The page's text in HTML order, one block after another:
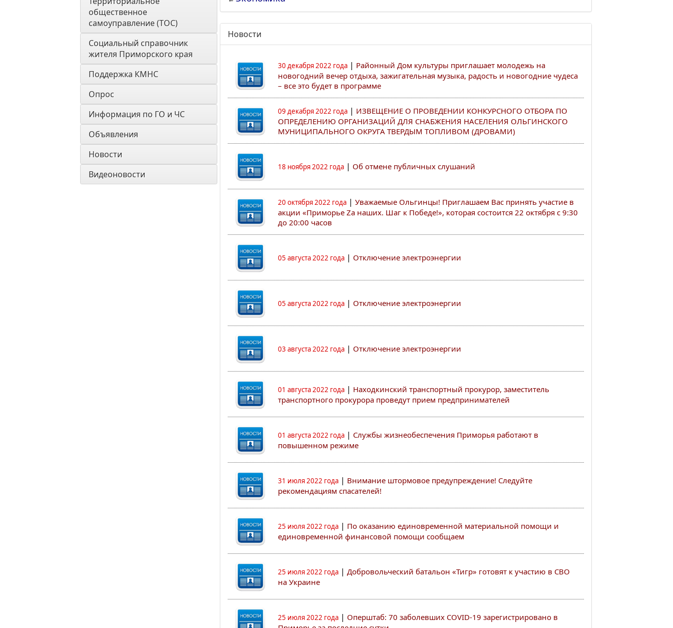
общественное
самоуправление (ТОС)
Социальный справочник
жителя Приморского края
Поддержка КМНС
Опрос
Информация по ГО и ЧС
Объявления
Новости
Видеоновости
Новости
30 декабря 2022 года | Районный Дом культуры приглашает молодежь на
новогодний вечер отдыха, зажигательная музыка, радость и новогодние чудеса
– все это будет в программе
09 декабря 2022 года | ИЗВЕЩЕНИЕ О ПРОВЕДЕНИИ КОНКУРСНОГО ОТБОРА ПО
ОПРЕДЕЛЕНИЮ ОРГАНИЗАЦИЙ ДЛЯ СНАБЖЕНИЯ НАСЕЛЕНИЯ ОЛЬГИНСКОГО
МУНИЦИПАЛЬНОГО ОКРУГА ТВЕРДЫМ ТОПЛИВОМ (ДРОВАМИ)
18 ноября 2022 года | Об отмене публичных слушаний
20 октября 2022 года | Уважаемые Ольгинцы! Приглашаем Вас принять участие в
акции «Приморье Zа наших. Шаг к Победе!», которая состоится 22 октября с 9:30
до 20:00 часов
05 августа 2022 года | Отключение электроэнергии
05 августа 2022 года | Отключение электроэнергии
03 августа 2022 года | Отключение электроэнергии
01 августа 2022 года | Находкинский транспортный прокурор, заместитель
транспортного прокурора проведут прием предпринимателей
01 августа 2022 года | Службы жизнеобеспечения Приморья работают в
повышенном режиме
31 июля 2022 года | Внимание штормовое предупреждение! Следуйте
рекомендациям спасателей!
25 июля 2022 года | По оказанию единовременной материальной помощи и
единовременной финансовой помощи сообщаем
25 июля 2022 года | Добровольческий батальон «Тигр» готовят к участию в СВО
на Украине
25 июля 2022 года | Оперштаб: 70 заболевших COVID-19 зарегистрировано в